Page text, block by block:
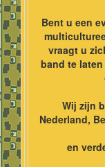
Bent u een
vraagt u
band te
Wij zijn
Nederland,
en